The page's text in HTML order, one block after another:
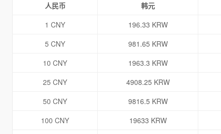
人民币
韩元
1 CNY
196.33 KRW
5 CNY
981.65 KRW
10 CNY
1963.3 KRW
25 CNY
4908.25 KRW
50 CNY
9816.5 KRW
100 CNY
19633 KRW